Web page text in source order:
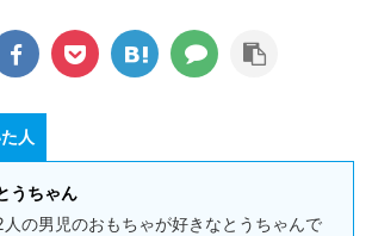
人
うちゃん
人の男児のおもちゃが好きなとうちゃんで